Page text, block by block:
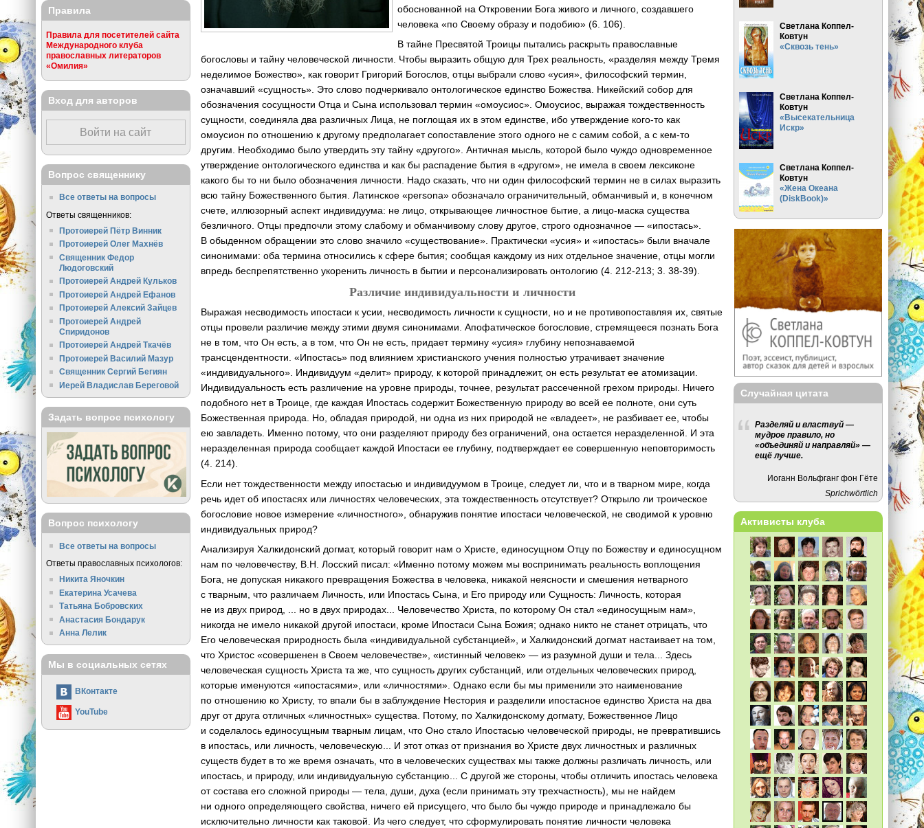
обоснованной на Откровении Бога живого и личного, создавшего
человека «по Своему образу и подобию» (6. 106).
В тайне Пресвятой Троицы пытались раскрыть православные
богословы и тайну человеческой личности. Чтобы выразить общую для Трех реальность, «разделяя между Тремя
неделимое Божество», как говорит Григорий Богослов, отцы выбрали слово «усия», философский термин,
означавший «сущность». Это слово подчеркивало онтологическое единство Божества. Никейский собор для
обозначения сосущности Отца и Сына использовал термин «омоусиос». Омоусиос, выражая тождественность
сущности, соединяла два различных Лица, не поглощая их в этом единстве, ибо утверждение кого-то как
омоусион по отношению к другому предполагает сопоставление этого одного не с самим собой, а с кем-то
другим. Необходимо было утвердить эту тайну «другого». Античная мысль, которой было чуждо одновременное
утверждение онтологического единства и как бы распадение бытия в «другом», не имела в своем лексиконе
какого бы то ни было обозначения личности. Надо сказать, что ни один философский термин не в силах выразить
всю тайну Божественного бытия. Латинское «persona» обозначало ограничительный, обманчивый и, в конечном
счете, иллюзорный аспект индивидуума: не лицо, открывающее личностное бытие, а лицо-маска существа
безличного. Отцы предпочли этому слабому и обманчивому слову другое, строго однозначное — «ипостась».
В обыденном обращении это слово значило «существование». Практически «усия» и «ипостась» были вначале
синонимами: оба термина относились к сфере бытия; сообщая каждому из них отдельное значение, отцы могли
впредь беспрепятственно укоренить личность в бытии и персонализировать онтологию (4. 212-213; 3. 38-39).
Различие индивидуальности и личности
Выражая несводимость ипостаси к усии, несводимость личности к сущности, но и не противопоставляя их, святые
отцы провели различие между этими двумя синонимами. Апофатическое богословие, стремящееся познать Бога
не в том, что Он есть, а в том, что Он не есть, придает термину «усия» глубину непознаваемой
трансцендентности. «Ипостась» под влиянием христианского учения полностью утрачивает значение
«индивидуального». Индивидуум «делит» природу, к которой принадлежит, он есть результат ее атомизации.
Индивидуальность есть различение на уровне природы, точнее, результат рассеченной грехом природы. Ничего
подобного нет в Троице, где каждая Ипостась содержит Божественную природу во всей ее полноте, они суть
Божественная природа. Но, обладая природой, ни одна из них природой не «владеет», не разбивает ее, чтобы
ею завладеть. Именно потому, что они разделяют природу без ограничений, она остается неразделенной. И эта
неразделенная природа сообщает каждой Ипостаси ее глубину, подтверждает ее совершенную неповторимость
(4. 214).
Если нет тождественности между ипостасью и индивидуумом в Троице, следует ли, что и в тварном мире, когда
речь идет об ипостасях или личностях человеческих, эта тождественность отсутствует? Открыло ли троическое
богословие новое измерение «личностного», обнаружив понятие ипостаси человеческой, не сводимой к уровню
индивидуальных природ?
Анализируя Халкидонский догмат, который говорит нам о Христе, единосущном Отцу по Божеству и единосущном
нам по человечеству, В.Н. Лосский писал: «Именно потому можем мы воспринимать реальность воплощения
Бога, не допуская никакого превращения Божества в человека, никакой неясности и смешения нетварного
с тварным, что различаем Личность, или Ипостась Сына, и Его природу или Сущность: Личность, которая
не из двух природ, ... но в двух природах... Человечество Христа, по которому Он стал «единосущным нам»,
никогда не имело никакой другой ипостаси, кроме Ипостаси Сына Божия; однако никто не станет отрицать, что
Его человеческая природность была «индивидуальной субстанцией», и Халкидонский догмат настаивает на том,
что Христос «совершенен в Своем человечестве», «истинный человек» — из разумной души и тела... Здесь
человеческая сущность Христа та же, что сущность других субстанций, или отдельных человеческих природ,
которые именуются «ипостасями», или «личностями». Однако если бы мы применили это наименование
по отношению ко Христу, то впали бы в заблуждение Нестория и разделили ипостасное единство Христа на два
друг от друга отличных «личностных» существа. Потому, по Халкидонскому догмату, Божественное Лицо
и соделалось единосущным тварным лицам, что Оно стало Ипостасью человеческой природы, не превратившись
в ипостась, или личность, человеческую... И этот отказ от признания во Христе двух личностных и различных
существ будет в то же время означать, что в человеческих существах мы также должны различать личность, или
ипостась, и природу, или индивидуальную субстанцию... С другой же стороны, чтобы отличить ипостась человека
от состава его сложной природы — тела, души, духа (если принимать эту трехчастность), мы не найдем
ни одного определяющего свойства, ничего ей присущего, что было бы чуждо природе и принадлежало бы
исключительно личности как таковой. Из чего следует, что сформулировать понятие личности человека
Правила
Правила для посетителей сайта
Международного клуба
православных литераторов
«Омилия»
Вход для авторов
Войти на сайт
Вопрос священнику
Все ответы на вопросы
Ответы священников:
Протоиерей Пётр Винник
Протоиерей Олег Махнёв
Священник Федор
Людоговский
Протоиерей Андрей Кульков
Протоиерей Андрей Ефанов
Протоиерей Алексий Зайцев
Протоиерей Андрей
Спиридонов
Протоиерей Андрей Ткачёв
Протоиерей Василий Мазур
Священник Сергий Бегиян
Иерей Владислав Береговой
Задать вопрос психологу
Вопрос психологу
Все ответы на вопросы
Ответы православных психологов:
Никита Яночкин
Екатерина Усачева
Татьяна Бобровских
Анастасия Бондарук
Анна Лелик
Мы в социальных сетях
ВКонтакте
YouTube
Светлана Коппел-
Ковтун
«Сквозь тень»
Светлана Коппел-
Ковтун
«Высекательница
Искр»
Светлана Коппел-
Ковтун
«Жена Океана
(DiskBook)»
Случайная цитата
Разделяй и властвуй —
мудрое правило, но
«объединяй и направляй» —
ещё лучше.
Иоганн Вольфганг фон Гёте
Sprichwörtlich
Активисты клуба